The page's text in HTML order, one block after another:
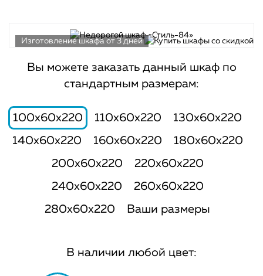
Изготовление шкафа от 3 дней
Вы можете заказать данный шкаф по
стандартным размерам:
100x60x220 110x60x220
130x60x220
140x60x220
160x60x220
180x60x220
200x60x220
220x60x220
240x60x220
260x60x220
280x60x220
Ваши размеры
В наличии любой цвет: